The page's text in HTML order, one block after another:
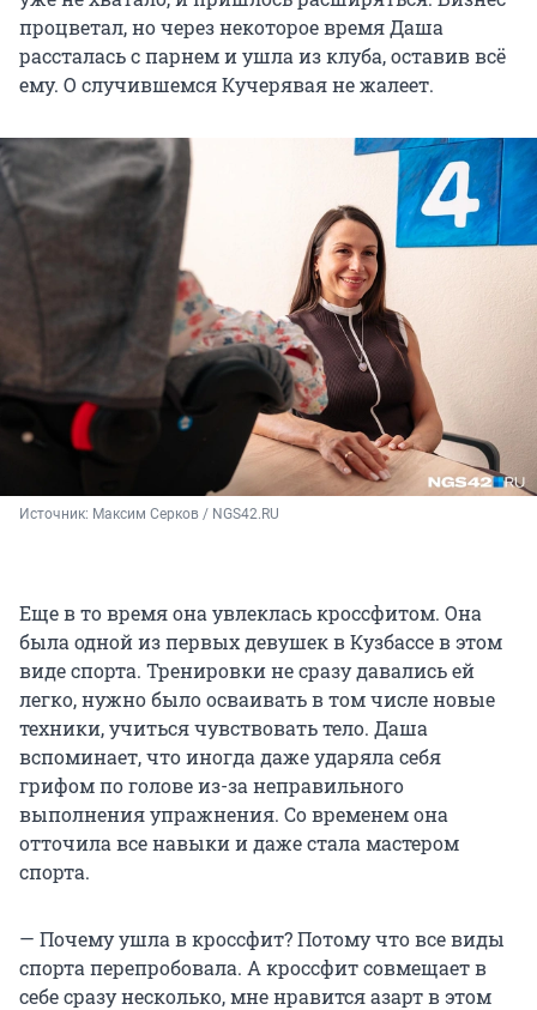
процветал, но через некоторое время Даша
рассталась с парнем и ушла из клуба, оставив всё
ему. О случившемся Кучерявая не жалеет.
Источник: Максим Серков / NGS42.RU
Еще в то время она увлеклась кроссфитом. Она
была одной из первых девушек в Кузбассе в этом
виде спорта. Тренировки не сразу давались ей
легко, нужно было осваивать в том числе новые
техники, учиться чувствовать тело. Даша
вспоминает, что иногда даже ударяла себя
грифом по голове из-за неправильного
выполнения упражнения. Со временем она
отточила все навыки и даже стала мастером
спорта.
— Почему ушла в кроссфит? Потому что все виды
спорта перепробовала. А кроссфит совмещает в
себе сразу несколько, мне нравится азарт в этом